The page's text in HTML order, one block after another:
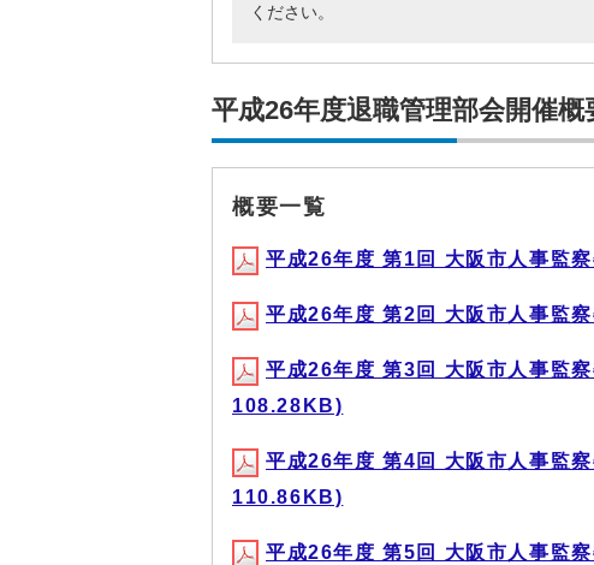
ください。
平成26年度退職管理部会開催概
概要一覧
平成26年度 第1回 大阪市人事監
平成26年度 第2回 大阪市人事監
平成26年度 第3回 大阪市人事監
108.28KB)
平成26年度 第4回 大阪市人事監
110.86KB)
平成26年度 第5回 大阪市人事監